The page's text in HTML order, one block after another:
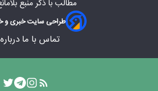
مطالب با ذکر منبع
طراحی سایت خبری و
تماس با ما